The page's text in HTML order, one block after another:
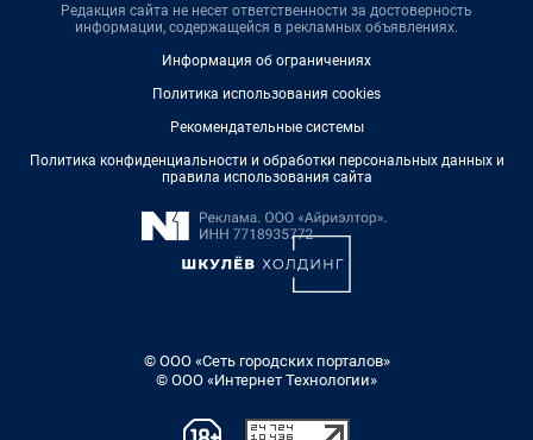
Редакция сайта не несет ответственности за достоверность
информации, содержащейся в рекламных объявлениях.
Информация об ограничениях
Политика использования cookies
Рекомендательные системы
Политика конфиденциальности и обработки персональных данных и
правила использования сайта
© ООО «Сеть городских порталов»
© ООО «Интернет Технологии»